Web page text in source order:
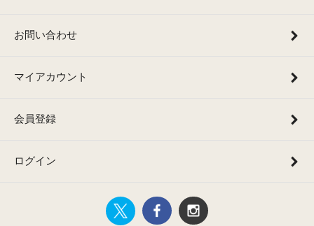
お問い合わせ
マイアカウント
会員登録
ログイン